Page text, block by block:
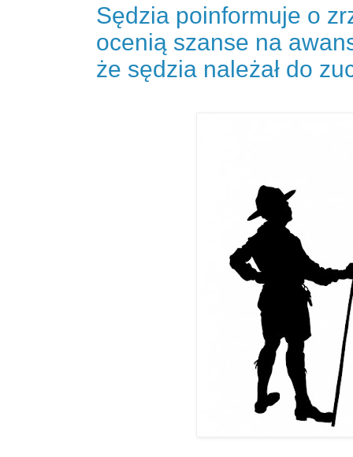
Sędzia poinformuje o
ocenią szanse na
że sędzia należał do